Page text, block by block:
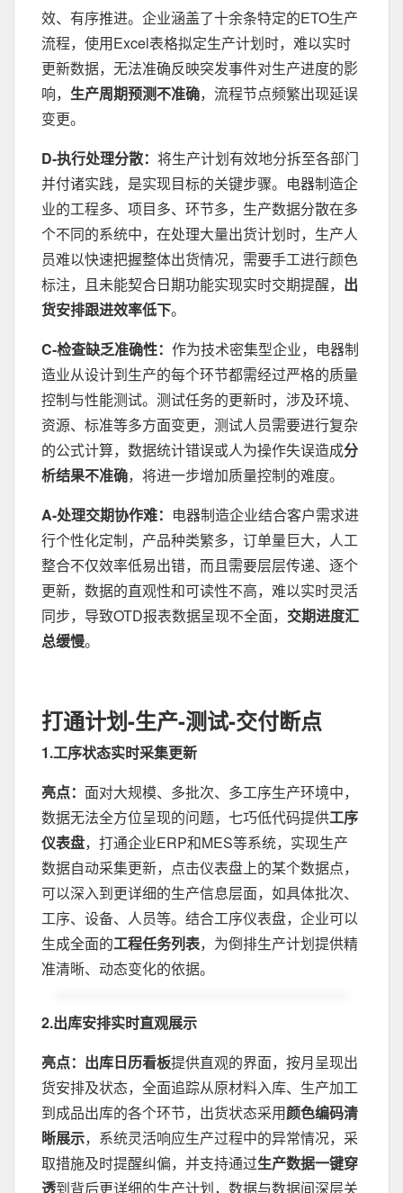
效、有序推进。企业涵盖了十余条特定的ETO生产
流程，使用Excel表格拟定生产计划时，难以实时
更新数据，无法准确反映突发事件对生产进度的影
响， 生产周期预测不准确，流程节点频繁出现延误
变更。
D-执行处理分散： 将生产计划有效地分拆至各部门
并付诸实践，是实现目标的关键步骤。电器制造企
业的工程多、项目多、环节多，生产数据分散在多
个不同的系统中，在处理大量出货计划时，生产人
员难以快速把握整体出货情况，需要手工进行颜色
标注，且未能契合日期功能实现实时交期提醒， 出
货安排跟进效率低下。
C-检查缺乏准确性： 作为技术密集型企业，电器制
造业从设计到生产的每个环节都需经过严格的质量
控制与性能测试。测试任务的更新时，涉及环境、
资源、标准等多方面变更，测试人员需要进行复杂
的公式计算，数据统计错误或人为操作失误造成分
析结果不准确，将进一步增加质量控制的难度。
A-处理交期协作难： 电器制造企业结合客户需求进
行个性化定制，产品种类繁多，订单量巨大，人工
整合不仅效率低易出错，而且需要层层传递、逐个
更新，数据的直观性和可读性不高，难以实时灵活
同步，导致OTD报表数据呈现不全面， 交期进度汇
总缓慢。
打通计划-生产-测试-交付断点
1.工序状态实时采集更新
亮点： 面对大规模、多批次、多工序生产环境中，
数据无法全方位呈现的问题，七巧低代码提供工序
仪表盘，打通企业ERP和MES等系统，实现生产
数据自动采集更新，点击仪表盘上的某个数据点，
可以深入到更详细的生产信息层面，如具体批次、
工序、设备、人员等。结合工序仪表盘，企业可以
生成全面的工程任务列表，为倒排生产计划提供精
准清晰、动态变化的依据。
2.出库安排实时直观展示
亮点： 出库日历看板提供直观的界面，按月呈现出
货安排及状态，全面追踪从原材料入库、生产加工
到成品出库的各个环节，出货状态采用颜色编码清
晰展示，系统灵活响应生产过程中的异常情况，采
取措施及时提醒纠偏，并支持通过生产数据一键穿
透到背后更详细的生产计划，数据与数据间深层关